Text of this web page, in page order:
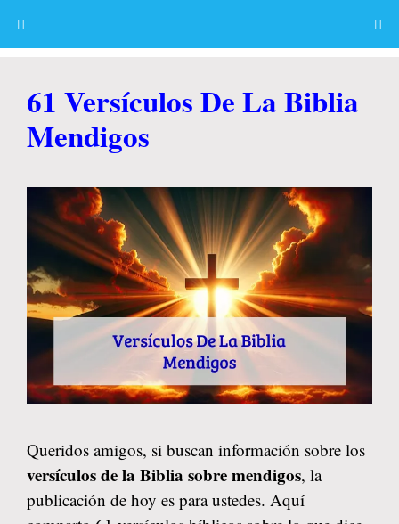
61 Versículos De La Biblia
Mendigos
Queridos amigos, si buscan información sobre los
versículos de la Biblia sobre mendigos, la
publicación de hoy es para ustedes. Aquí